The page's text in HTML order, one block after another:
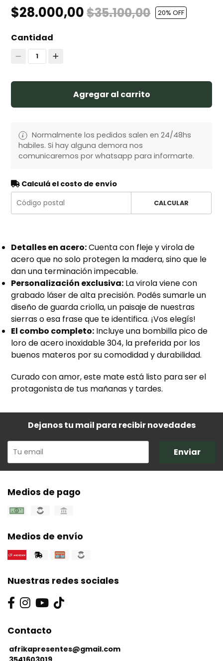
$28.000,00$35.100,00 20% OFF
Cantidad
1
Agregar al carrito
Normalmente los pedidos salen en 24/48hs
habiles. Si hay alguna demora nos
comunicaremos por whatsapp para informarte.
Calculá el costo de envío
CALCULAR
Detalles en acero:Cuenta con fleje y virola de
acero que no solo protegen la madera, sino que le
dan una terminación impecable.
Personalización exclusiva: La virola viene con
grabado láser de alta precisión. Podés sumarle un
diseño de guarda criolla, un paisaje de nuestras
sierras o esa frase que te identifica. ¡Vos elegís!
El combo completo: Incluye una bombilla pico de
loro de acero inoxidable 304, la preferida por los
buenos materos por su comodidad y durabilidad.
​Curado con amor, este mate está listo para ser el
protagonista de tus mañanas y tardes.
Dejanos tu mail para recibir novedades
Enviar
Medios de pago
Medios de envío
Nuestras redes sociales
Contacto
afrikapresentes@gmail.com